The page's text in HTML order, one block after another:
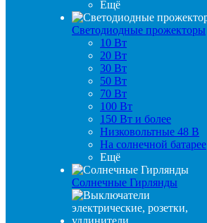
Ещё
Светодиодные прожекторы
10 Вт
20 Вт
30 Вт
50 Вт
70 Вт
100 Вт
150 Вт и более
Низковольтные 48 В
На солнечной батарее
Ещё
Солнечные Гирлянды